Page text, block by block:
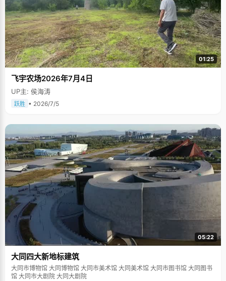
01:25
飞宇农场2026年7月4日
UP主: 侯海涛
跃胜 • 2026/7/5
05:22
大同四大新地标建筑
大同市博物馆 大同博物馆 大同市美术馆 大同美术馆 大同市图书馆 大同图书
馆 大同市大剧院 大同大剧院